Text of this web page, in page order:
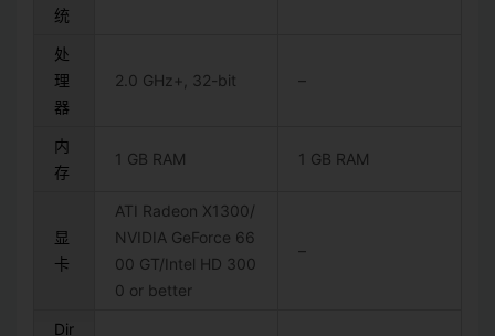
统
处
理
器
2.0 GHz+, 32-bit –
内
存
1 GB RAM 1 GB RAM
显
卡
ATI Radeon X1300/
NVIDIA GeForce 66
00 GT/Intel HD 300
0 or better
–
Dir